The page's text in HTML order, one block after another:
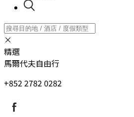
×
精選
馬爾代夫自由行
+852 2782 0282